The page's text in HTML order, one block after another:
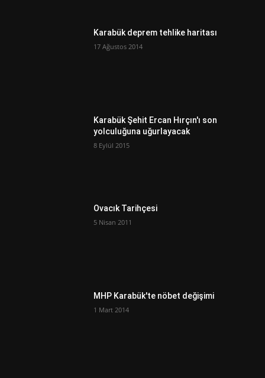
Karabük deprem tehlike haritası
17 Ağustos 2014
Karabük Şehit Ercan Hırçın'ı son
yolculuğuna uğurlayacak
8 Eylül 2015
Ovacık Tarihçesi
5 Nisan 2011
MHP Karabük'te nöbet değişimi
1 Mart 2014